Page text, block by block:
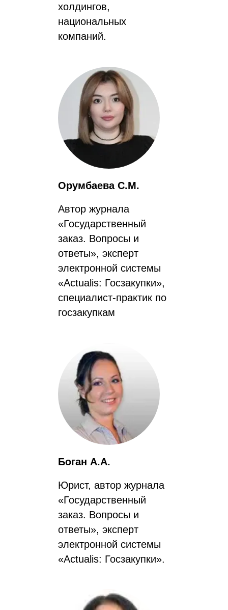
холдингов,
национальных
компаний.
Орумбаева С.М.
Автор журнала
«Государственный
заказ. Вопросы и
ответы», эксперт
электронной системы
«Actualis: Госзакупки»,
специалист-практик по
госзакупкам
Боган А.А.
Юрист, автор журнала
«Государственный
заказ. Вопросы и
ответы», эксперт
электронной системы
«Actualis: Госзакупки».